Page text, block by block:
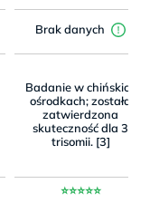
Brak danych
Badanie w chińskich
ośrodkach; została
zatwierdzona
skuteczność dla 3
trisomii. [3]
⭐⭐⭐⭐⭐